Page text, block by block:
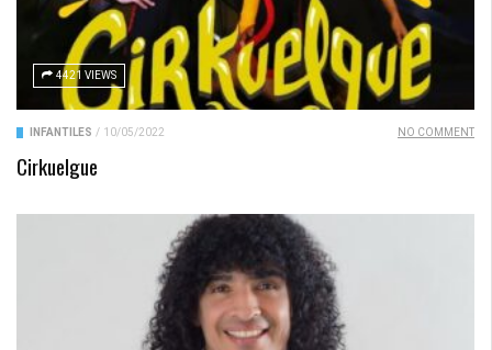
4421 VIEWS
INFANTILES / 10/05/2022 NO COMMENT
Cirkuelgue